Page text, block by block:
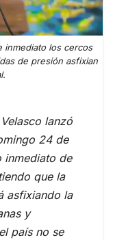
inmediato los cercos
de presión asfixian
lanzó
24 de
inmediato de
que la
asfixiando la
y
país no se